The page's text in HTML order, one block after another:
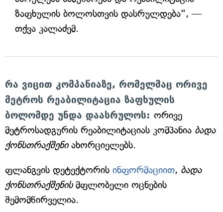
ზაფხულის ბოლოსთვის დასრულდება“, —
თქვა კალაძემ.
რა ვიცით კომპანიაზე, რომელმაც ორივე
მეტროს რეაბილიტაცია ზაფხულის
ბოლომდე უნდა დაასრულოს: ორივე
მეტროსადგურის რეაბილიტაციას კომპანია ბადა
ქონსთრაქშენიახორციელებს.
ფლანგვის დეტექტორის ინფორმაციით, ბადა
ქონსთრაქშენისმფლობელი ოცნების
შემომწირველია.